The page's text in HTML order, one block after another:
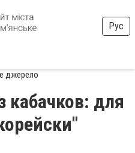
Рус
джерело
кабачков: для